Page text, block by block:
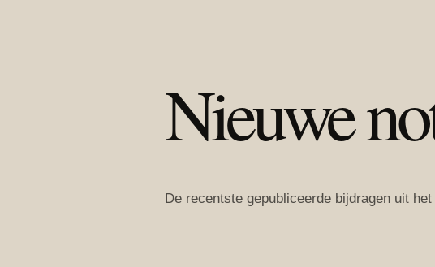
Nieuwe
De recentste gepubliceerde bijdragen uit